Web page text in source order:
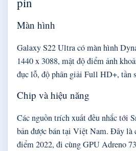
Màn hình
Galaxy S22 Ultra có màn hình
1440 x 3088, mật độ điểm ảnh
đục lỗ, độ phân giải Full HD+, tần
Chip và hiệu năng
Các nguồn trích xuất đều nhắc tới
bản được bán tại Việt Nam. Đây
điểm 2022, đi cùng GPU Adreno